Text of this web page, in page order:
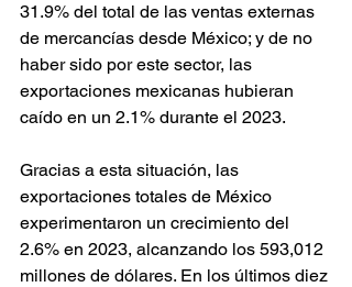
31.9% del total de las ventas externas
de mercancías desde México; y de no
haber sido por este sector, las
exportaciones mexicanas hubieran
caído en un 2.1% durante el 2023.
Gracias a esta situación, las
exportaciones totales de México
experimentaron un crecimiento del
2.6% en 2023, alcanzando los 593,012
millones de dólares. En los últimos diez